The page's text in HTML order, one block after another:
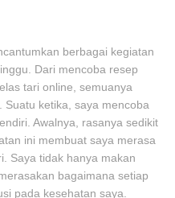
berbagai kegiatan
Dari mencoba resep
tari online, semuanya
ketika, saya mencoba
Awalnya, rasanya sedikit
ini membuat saya merasa
Saya tidak hanya makan
bagaimana setiap
pada kesehatan saya.